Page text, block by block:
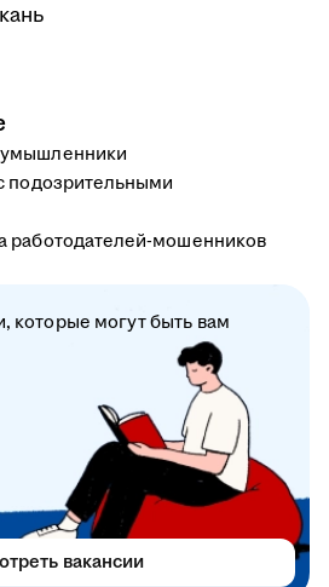
подозрительными
работодателей-мошенников
которые могут быть вам
вакансии